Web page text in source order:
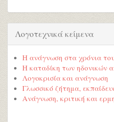
Λογοτεχνικά κείμενα
Η ανάγνωση στα χρόνια
Η καταδίκη των ηδονικών
Λογοκρισία και ανάγνωση
Γλωσσικό ζήτημα,
Ανάγνωση, κριτική και